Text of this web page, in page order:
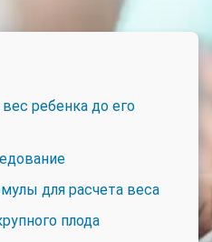
ребенка до его
для расчета веса
плода